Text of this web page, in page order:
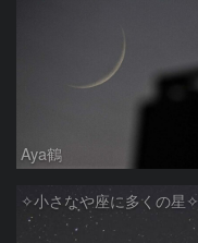
Aya鶴
✧小さなや座に多くの星✧